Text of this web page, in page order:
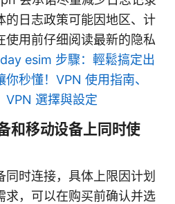
的日志政策可能因地区、计
使用前仔细阅读最新的隐私
esim 步驟：輕鬆搞定出
秒懂！VPN 使用指南、
VPN 選擇與設定
和移动设备上同时使
时连接，具体上限因计划
求，可以在购买前确认并选